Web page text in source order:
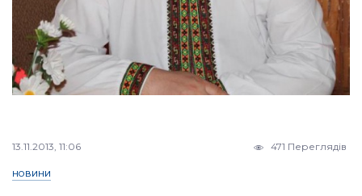
13.11.2013, 11:06 471 Переглядів
НОВИНИ